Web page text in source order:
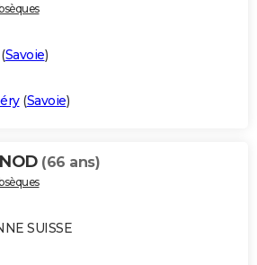
(Savoie)
(Savoie)
(66 ans)
SUISSE